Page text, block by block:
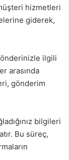
hizmetleri
giderek,
ilgili
arasında
gönderim
bilgileri
Bu süreç,